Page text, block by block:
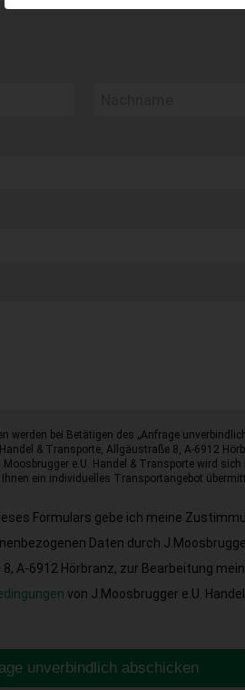
werden bei Betätigen des „Anfrage
& Transporte, Allgäustraße 8, A-6912
e.U. Handel & Transporte wird sich
Ihnen ein individuelles Transportangebot
Formulars gebe ich meine
Daten durch
A-6912 Hörbranz, zur Bearbeitung
von J.Moosbrugger e.U.
unverbindlich abschicken